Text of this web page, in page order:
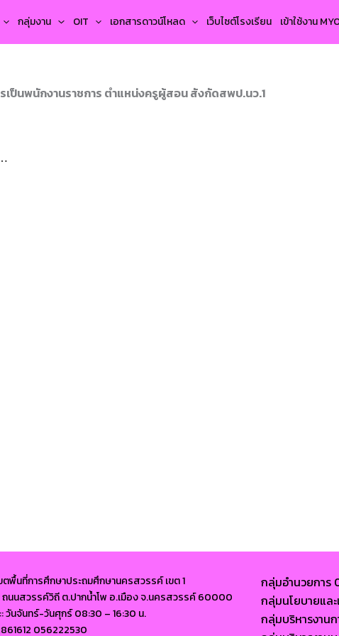
กลุ่มงาน OIT เอกสารดาวน์โหลด เว็บไซต์โรงเรียน เข้าใช้งาน
ป็นพนักงานราชการ ตำแหน่งครูผู้สอน สังกัดสพป.นว.1
ตพื้นที่การศึกษาประถมศึกษานครสวรรค์ เขต 1
ถนนสวรรค์วิถี ต.ปากน้ำโพ อ.เมือง จ.นครสวรรค์ 60000
วันจันทร์-วันศุกร์ 08:30 – 16:30 น.
056222530
กลุ่มอำนวยการ
กลุ่มนโยบายแล
กลุ่มบริหารงาน